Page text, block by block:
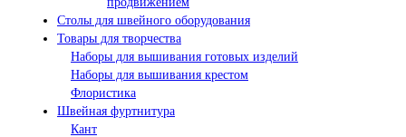
Столы для швейного оборудования
Товары для творчества
Наборы для вышивания готовых изделий
Наборы для вышивания крестом
Флористика
Швейная фуртнитура
Кант